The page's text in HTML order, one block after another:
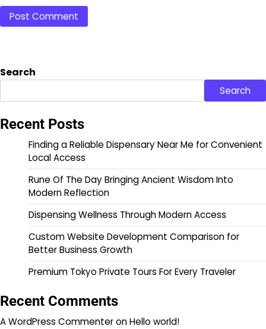
Search
Search
Recent Posts
Finding a Reliable Dispensary Near Me for Convenient
Local Access
Rune Of The Day Bringing Ancient Wisdom Into
Modern Reflection
Dispensing Wellness Through Modern Access
Custom Website Development Comparison for
Better Business Growth
Premium Tokyo Private Tours For Every Traveler
Recent Comments
A WordPress CommenteronHello world!